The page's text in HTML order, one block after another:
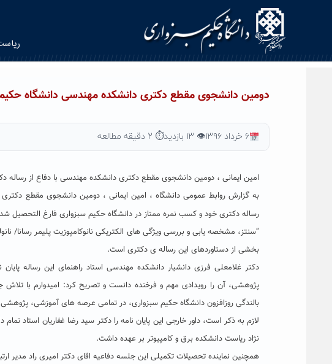
دومین دانشجوی مقطع دکتری دانشکده مهندسی دانشگاه
۶ خرداد ۱۳۹۶ 👁 ۱۳ بازدید ⏱ ۲ دقیقه مطالعه
امین ایمانی ، دومین دانشجوی مقطع دکتری دانشکده مهندسی با دفاع از رساله
به گزارش روابط عمومی دانشگاه ، امین ایمانی ، دومین دانشجوی مقطع
رساله دکتری خود و کسب نمره ممتاز در دانشگاه حکیم سبزواری فارغ التحصیل شد
بخشی از دستاوردهای این رساله ی دکتری است.
دکتر غلامعلی فرزی دانشیار دانشکده مهندسی استاد راهنمای این رساله
پژوهشی، آن را رویدادی مهم و فرخنده دانست و تصریح کرد: امیدوارم با
بالندگی روزافزون دانشگاه حکیم سبزواری، در تمامی عرصه های آموزشی،
لازم به ذکر است، داور خارجی این پایان نامه را دکتر سید رضا غفاریان استاد
نژاد ریاست دانشکده برق و کامپیوتر بر عهده داشت.
همچنین نماینده تحصیلات تکمیلی این جلسه دفاعیه اقای دکتر امیری راد مدیر